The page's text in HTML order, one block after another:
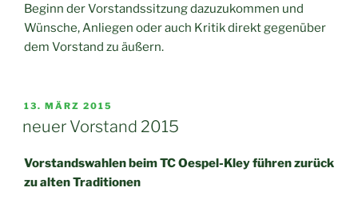
Beginn der Vorstandssitzung dazuzukommen und
Wünsche, Anliegen oder auch Kritik direkt gegenüber
dem Vorstand zu äußern.
VERÖFFENTLICHT
13. MÄRZ 2015
neuer Vorstand 2015
Vorstandswahlen beim TC Oespel-Kley führen zurück
zu alten Traditionen